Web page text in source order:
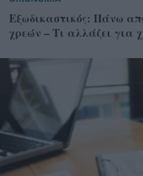
Εξωδικαστικός: Πάνω
χρεών – Τι αλλάζει για